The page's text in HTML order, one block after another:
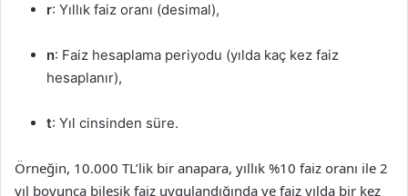
r: Yıllık faiz oranı (desimal),
n: Faiz hesaplama periyodu (yılda kaç kez faiz
hesaplanır),
t: Yıl cinsinden süre.
Örneğin, 10.000 TL’lik bir anapara, yıllık %10 faiz oranı ile 2
yıl boyunca bileşik faiz uygulandığında ve faiz yılda bir kez